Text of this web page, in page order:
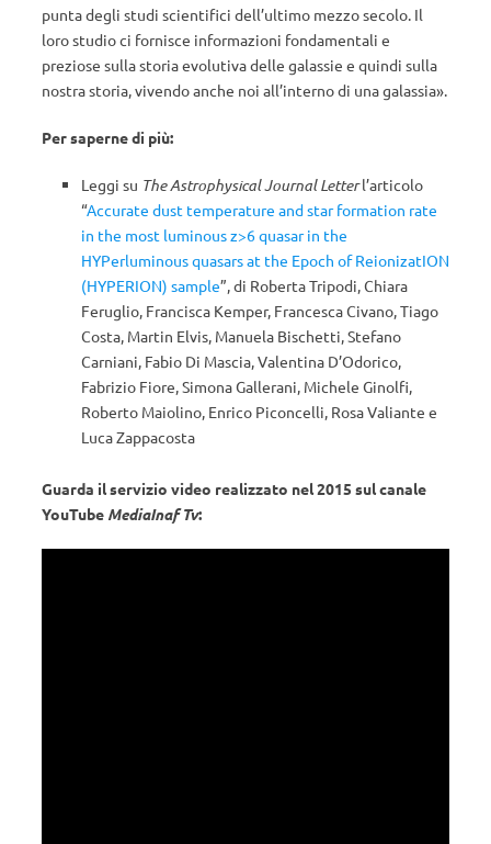
punta degli studi scientifici dell’ultimo mezzo secolo. Il
loro studio ci fornisce informazioni fondamentali e
preziose sulla storia evolutiva delle galassie e quindi sulla
nostra storia, vivendo anche noi all’interno di una galassia».
Per saperne di più:
Leggi su The Astrophysical Journal Letterl’articolo
“Accurate dust temperature and star formation rate
in the most luminous z>6 quasar in the
HYPerluminous quasars at the Epoch of ReionizatION
(HYPERION) sample”, di Roberta Tripodi, Chiara
Feruglio, Francisca Kemper, Francesca Civano, Tiago
Costa, Martin Elvis, Manuela Bischetti, Stefano
Carniani, Fabio Di Mascia, Valentina D’Odorico,
Fabrizio Fiore, Simona Gallerani, Michele Ginolfi,
Roberto Maiolino, Enrico Piconcelli, Rosa Valiante e
Luca Zappacosta
Guarda il servizio video realizzato nel 2015 sul canale
YouTube MediaInaf Tv: